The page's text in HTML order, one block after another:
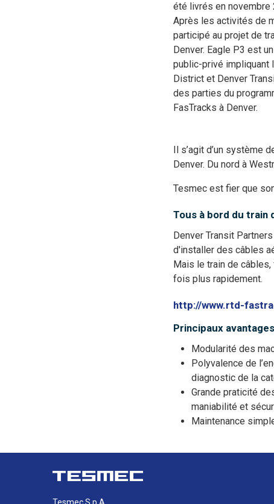
été livrés en novembre
Après les activités de
participé au projet de
Denver. Eagle P3 est
public-privé impliquant
District et Denver
des parties du
FasTracks à Denver.
Il s’agit d’un système
Denver. Du nord à
Tesmec est fier que
Tous à bord du train
Denver Transit
d'installer des câbles
Mais le train de
fois plus rapidement.
http://www.rtd-
Principaux avantages
Modularité des
Polyvalence de
diagnostic de la
Grande praticité
maniabilité et
Maintenance